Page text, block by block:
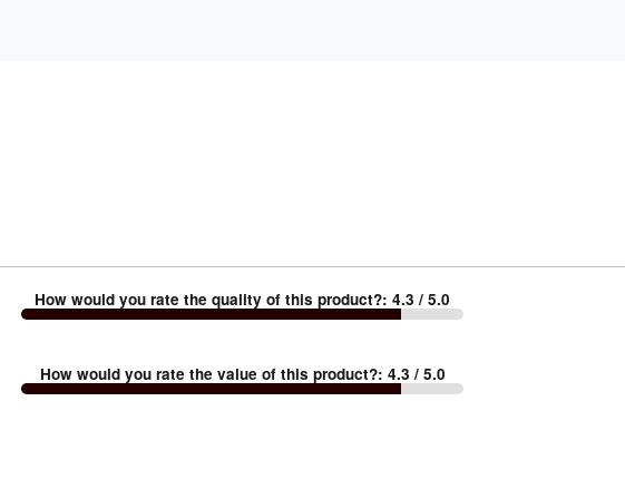
How would you rate the quality of this product?:4.3 / 5.0
How would you rate the value of this product?: 4.3 / 5.0